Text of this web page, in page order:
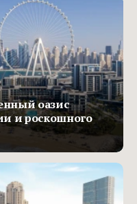
оазис
и роскошного